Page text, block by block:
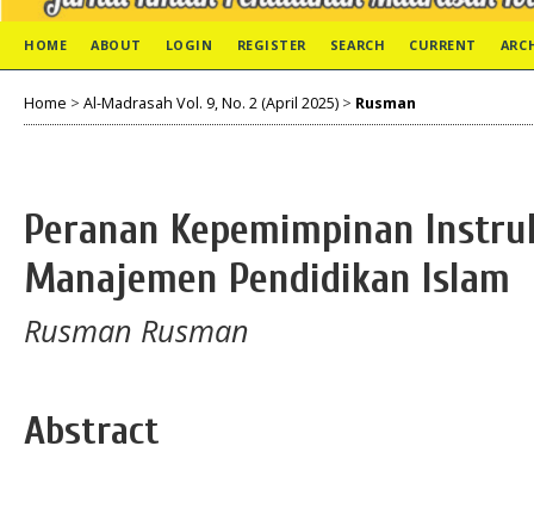
HOME ABOUT LOGIN REGISTER SEARCH CURRENT
Home > Al-Madrasah Vol. 9, No. 2 (April 2025) > Rusman
Peranan Kepemimpinan
Manajemen Pendidikan Islam
Rusman Rusman
Abstract